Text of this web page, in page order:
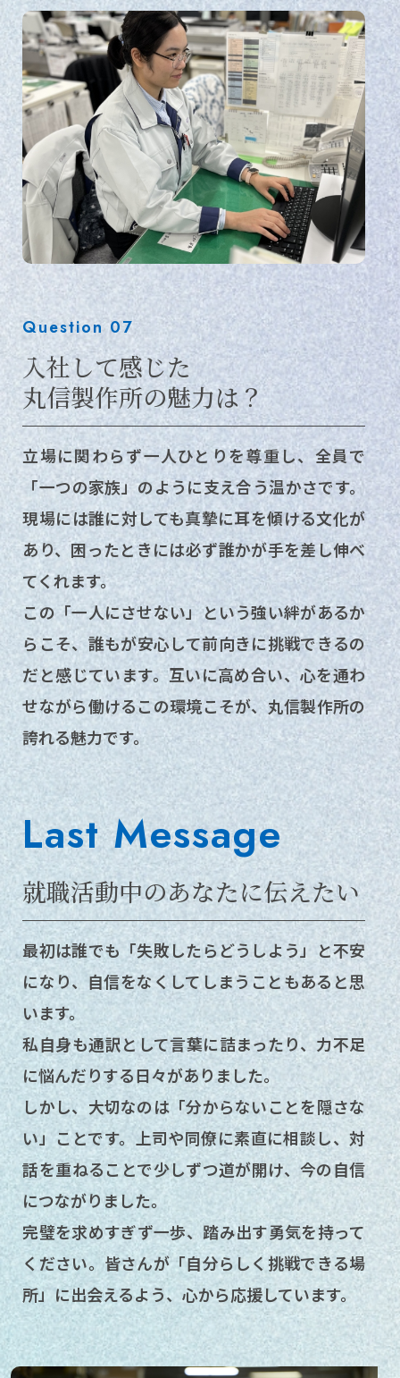
Question 07
入社して感じた
丸信製作所の魅力は？
立場に関わらず一人ひとりを尊重し、全員で
「一つの家族」のように支え合う温かさです。
現場には誰に対しても真摯に耳を傾ける文化が
あり、困ったときには必ず誰かが手を差し伸べ
てくれます。
この「一人にさせない」という強い絆があるか
らこそ、誰もが安心して前向きに挑戦できるの
だと感じています。互いに高め合い、心を通わ
せながら働けるこの環境こそが、丸信製作所の
誇れる魅力です。
Last Message
就職活動中のあなたに伝えたい
最初は誰でも「失敗したらどうしよう」と不安
になり、自信をなくしてしまうこともあると思
います。
私自身も通訳として言葉に詰まったり、力不足
に悩んだりする日々がありました。
しかし、大切なのは「分からないことを隠さな
い」ことです。上司や同僚に素直に相談し、対
話を重ねることで少しずつ道が開け、今の自信
につながりました。
完璧を求めすぎず一歩、踏み出す勇気を持って
ください。皆さんが「自分らしく挑戦できる場
所」に出会えるよう、心から応援しています。